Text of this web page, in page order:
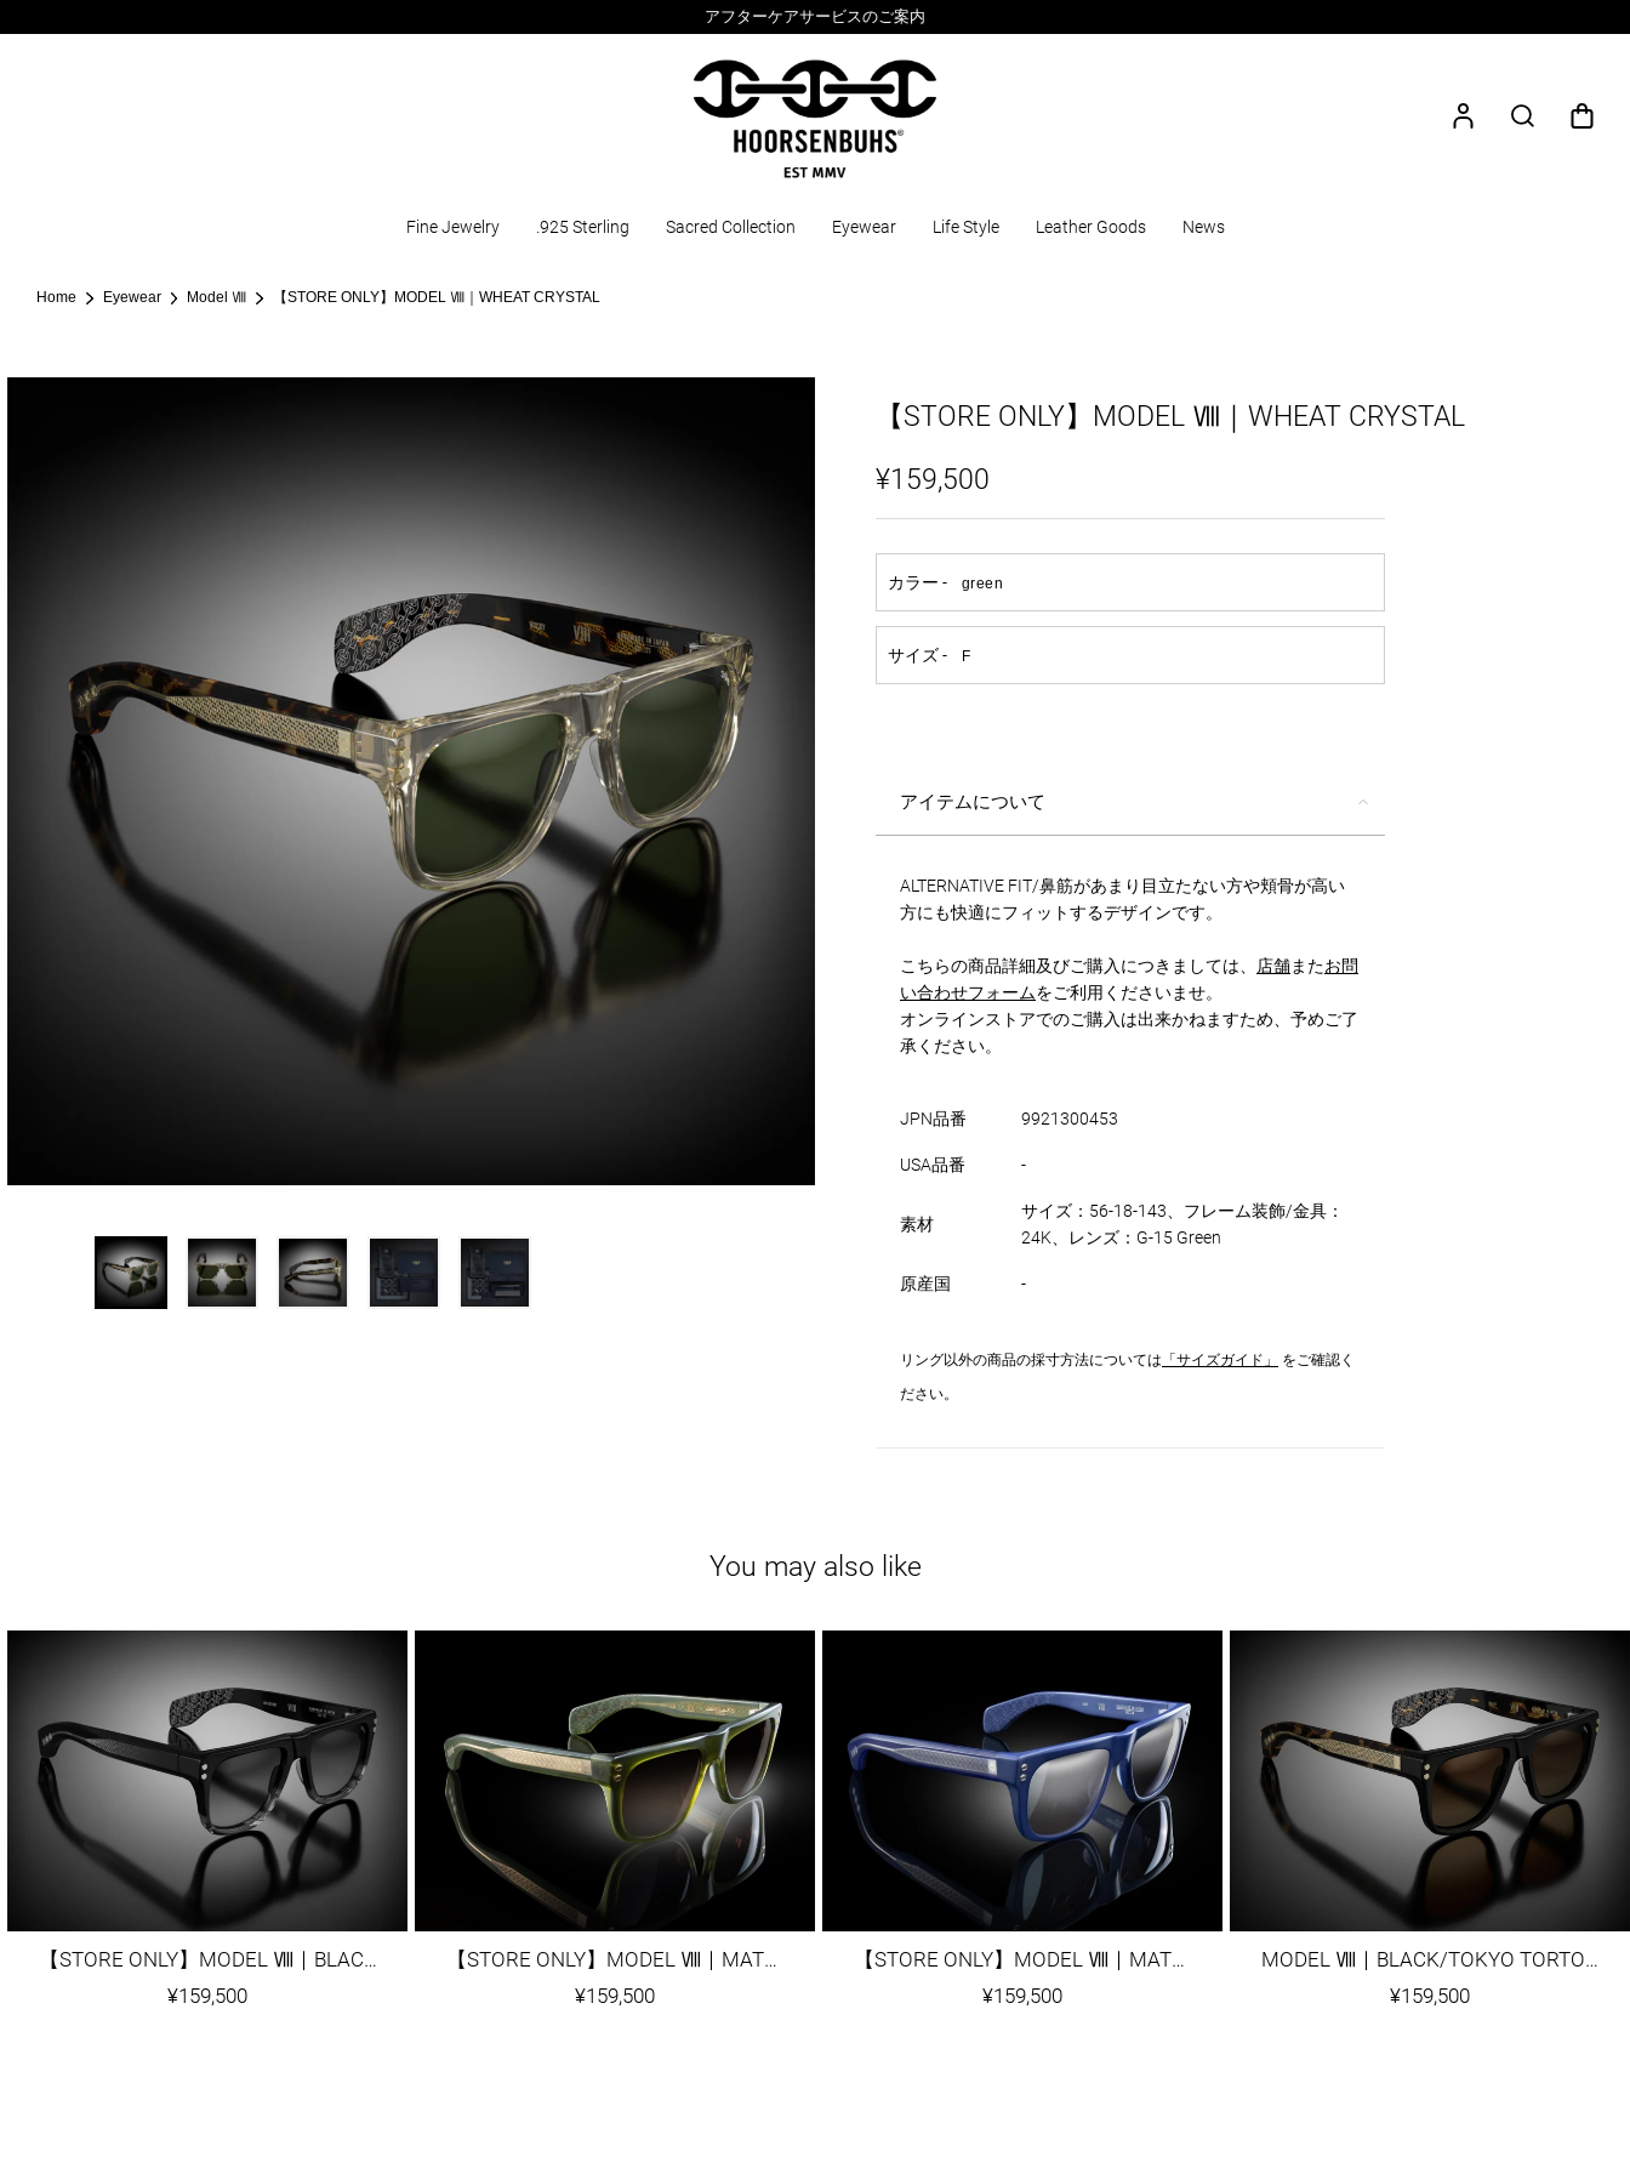
アフターケアサービスのご案内
Fine Jewelry .925 Sterling Sacred Collection Eyewear Life Style Leather Goods News
Home Eyewear Model Ⅷ 【STORE ONLY】MODEL Ⅷ｜WHEAT CRYSTAL
【STORE ONLY】MODEL Ⅷ｜WHEAT CRYSTAL
¥159,500
アイテムについて
ALTERNATIVE FIT/鼻筋があまり目立たない方や頬骨が高い
方にも快適にフィットするデザインです。
こちらの商品詳細及びご購入につきましては、 店舗またお問
い合わせフォームをご利用くださいませ。
オンラインストアでのご購入は出来かねますため、予めご了
承ください。
JPN品番 9921300453
USA品番 -
素材
サイズ：56-18-143、フレーム装飾/金具：
24K、レンズ：G-15 Green
原産国 -
リング以外の商品の採寸方法については 「サイズガイド」
をご確認く
ださい。
You may also like
【STORE ONLY】MODEL Ⅷ｜BLACK/GREY TORTOISE FADE
¥159,500
【STORE ONLY】MODEL Ⅷ｜MATTE ARMY GREEN
¥159,500
【STORE ONLY】MODEL Ⅷ｜MATTE NAVY BLUE
¥159,500
MODEL Ⅷ｜BLACK/TOKYO TORTOISE TEMPLES
¥159,500